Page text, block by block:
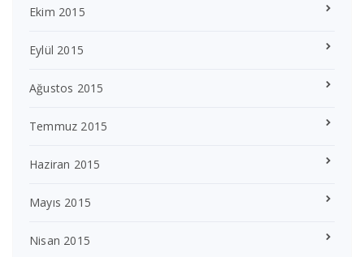
Ekim 2015
Eylül 2015
Ağustos 2015
Temmuz 2015
Haziran 2015
Mayıs 2015
Nisan 2015